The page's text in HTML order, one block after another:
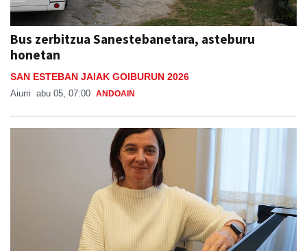
Bus zerbitzua Sanestebanetara, asteburu
honetan
SAN ESTEBAN JAIAK GOIBURUN 2026